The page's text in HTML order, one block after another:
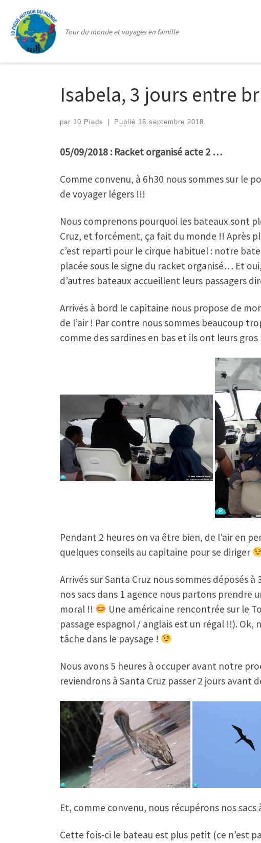
Passer au contenu
Tour du monde et voyages en famille
Isabela, 3 jours entre
par 10 Pieds Publié 16 septembre 2018
05/09/2018 : Racket organisé acte 2 …
Comme convenu, à 6h30 nous sommes sur
de voyager légers !!!
Nous comprenons pourquoi les bateaux sont
Cruz, et forcément, ça fait du monde !! Après
c’est reparti pour le cirque habituel : notre
placée sous le signe du racket organisé… Et
d’autres bateaux accueillent leurs passagers
Arrivés à bord le capitaine nous propose de
de l’air ! Par contre nous sommes beaucoup
comme des sardines en bas et ils ont leurs
Pendant 2 heures on va être bien, de l’air en
quelques conseils au capitaine pour se diriger
Arrivés sur Santa Cruz nous sommes déposés
nos sacs dans 1 agence nous partons
moral !!
Une américaine rencontrée sur le
passage espagnol / anglais est un régal !!).
tâche dans le paysage !
Nous avons 5 heures à occuper avant notre
reviendrons à Santa Cruz passer 2 jours
Et, comme convenu, nous récupérons nos
Cette fois-ci le bateau est plus petit (ce n’est